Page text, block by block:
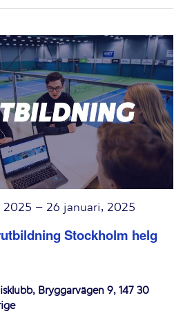
Stockholm helg
2025 – 26 januari, 2025
Bryggarvägen 9, 147 30